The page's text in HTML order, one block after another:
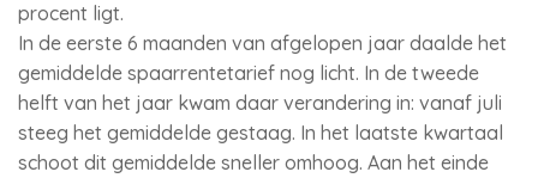
procent ligt.
In de eerste 6 maanden van afgelopen jaar daalde het
gemiddelde spaarrentetarief nog licht. In de tweede
helft van het jaar kwam daar verandering in: vanaf juli
steeg het gemiddelde gestaag. In het laatste kwartaal
schoot dit gemiddelde sneller omhoog. Aan het einde